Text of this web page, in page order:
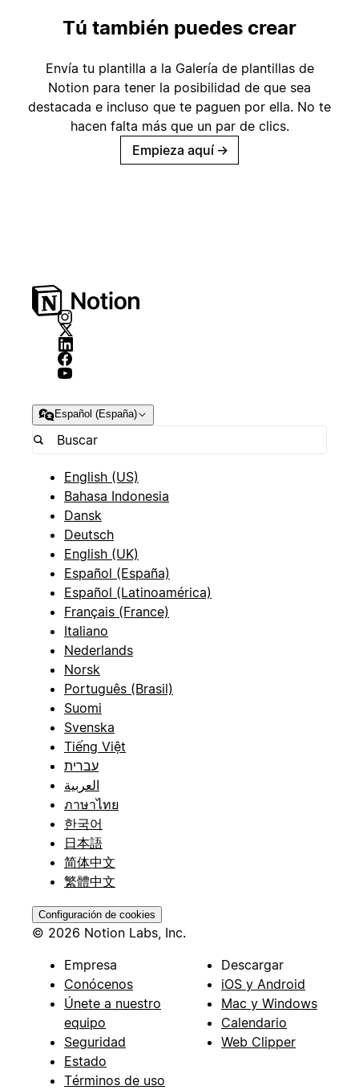
Tú también puedes crear
Envía tu plantilla a la Galería de plantillas de
Notion para tener la posibilidad de que sea
destacada e incluso que te paguen por ella. No te
hacen falta más que un par de clics.
Empieza aquí →
Español (España)
English (US)
Bahasa Indonesia
Dansk
Deutsch
English (UK)
Español (España)
Español (Latinoamérica)
Français (France)
Italiano
Nederlands
Norsk
Português (Brasil)
Suomi
Svenska
Tiếng Việt
עברית
العربية
ภาษาไทย
한국어
日本語
简体中文
繁體中文
Configuración de cookies
© 2026 Notion Labs, Inc.
Empresa
Conócenos
Únete a nuestro
equipo
Seguridad
Estado
Términos de uso
Descargar
iOS y Android
Mac y Windows
Calendario
Web Clipper